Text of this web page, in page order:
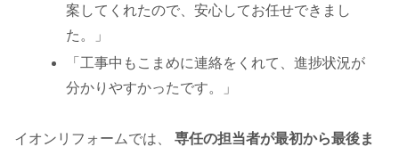
案してくれたので、安心してお任せできまし
た。」
「工事中もこまめに連絡をくれて、進捗状況が
分かりやすかったです。」
イオンリフォームでは、 専任の担当者が最初から最後ま